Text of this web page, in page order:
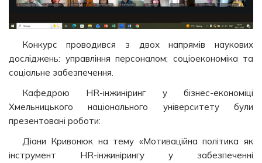
Конкурс проводився з двох напрямів наукових
досліджень: управління персоналом; соціоекономіка та
соціальне забезпечення.
Кафедрою HR-інжиніринг у бізнес-економіці
Хмельницького національного університету були
презентовані роботи:
Діани Кривонюк на тему «Мотиваційна політика як
інструмент HR-інжинірингу у забезпеченні